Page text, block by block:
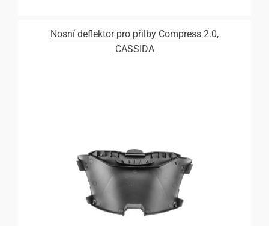
Nosní deflektor pro přilby Compress 2.0,
CASSIDA